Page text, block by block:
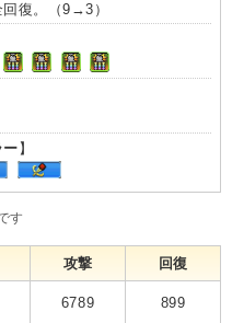
復。（9→3）
ー】
す
攻撃 回復
6789 899